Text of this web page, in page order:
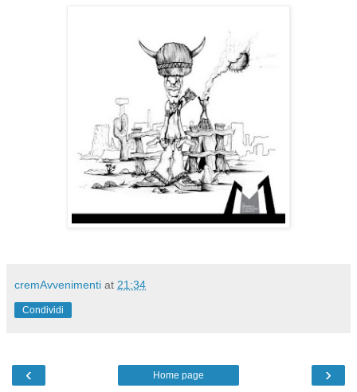
cremAvvenimenti at 21:34
Condividi
‹ ›
Home page